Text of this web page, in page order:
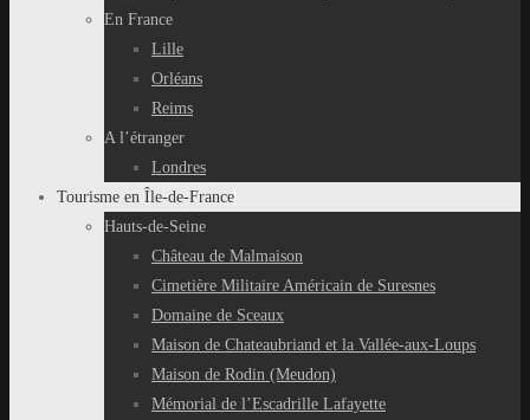
En France
Lille
Orléans
Reims
A l’étranger
Londres
Tourisme en Île-de-France
Hauts-de-Seine
Château de Malmaison
Cimetière Militaire Américain de Suresnes
Domaine de Sceaux
Maison de Chateaubriand et la Vallée-aux-Loups
Maison de Rodin (Meudon)
Mémorial de l’Escadrille Lafayette